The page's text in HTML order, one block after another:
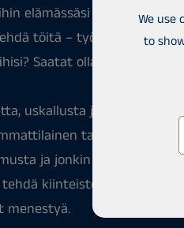
elämässäsi pyrit?
töitä – työn tekemisen
Saatat olla meidän
uskallusta ja halua oppia
tai alan vaihtoa
ja jonkin alan
kiinteistönvälitystä ja
menestyä.
We use
to